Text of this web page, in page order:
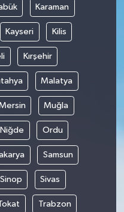
Karaman
Kayseri Kilis
Kırşehir
Malatya
Muğla
Niğde Ordu
Samsun
Sinop Sivas
Trabzon